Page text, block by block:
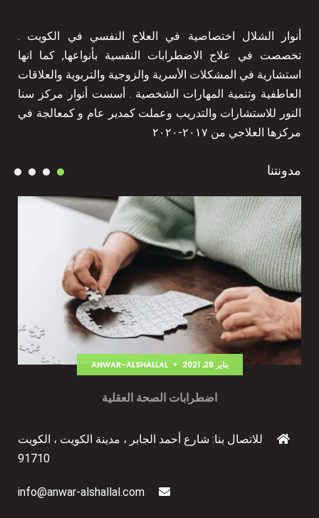
أنوار الشلال اختصاصية في العلاج النفسي في الكويت .
تخصصت في علاج الاضطرابات النفسية بأنواعها, كما انها
استشارية في المشكلات الأسرية والزوجية والتربوية والعلاقات
العاطفية وتنمية المهارات الشخصية . أسست أنوار مركز سنا
النور للاستشارات والتدريب وعملت كمدير عام و كمعالجة في
مركزها العلاجي من ٢٠١٧-٢٠٢٠
مدونتنا
ANWAR-ALSHALLAL يناير 28, 2021
اضطرابات الصحة العقلية
للاتصال بنا: شارع أحمد الجابر ، مدينة الكويت ، الكويت
91710